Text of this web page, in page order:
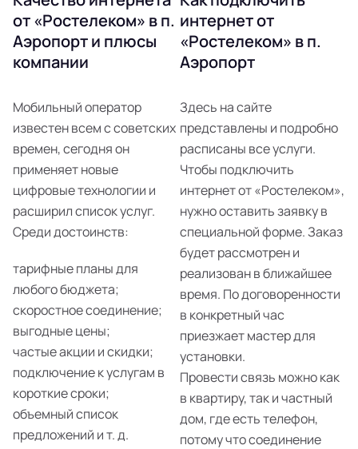
от «Ростелеком» в п.
Аэропорт и плюсы
компании
Мобильный оператор
известен всем с советских
времен, сегодня он
применяет новые
цифровые технологии и
расширил список услуг.
Среди достоинств:
тарифные планы для
любого бюджета;
скоростное соединение;
выгодные цены;
частые акции и скидки;
подключение к услугам в
короткие сроки;
объемный список
предложений и т. д.
интернет от
«Ростелеком» в п.
Аэропорт
Здесь на сайте
представлены и подробно
расписаны все услуги.
Чтобы подключить
интернет от «Ростелеком»,
нужно оставить заявку в
специальной форме. Заказ
будет рассмотрен и
реализован в ближайшее
время. По договоренности
в конкретный час
приезжает мастер для
установки.
Провести связь можно как
в квартиру, так и частный
дом, где есть телефон,
потому что соединение